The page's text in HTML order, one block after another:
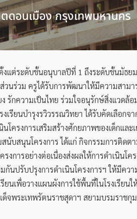
ดอนเมือง กรุงเทพมหานคร
ตั้งแต่ระดับชั้นอนุบาลปีที่ 1 ถึงระดับชั้นมั
วนร่วม ครูได้รับการพัฒนาให้มีความสาม
กความเป็นไทย ร่วมใจอนุรักษ์สิ่งแวดล้
รียนบำรุงรวิวรรณวิทยา ได้รับคัดเลือกจ
โครงการเสริมสร้างศักยภาพของเด็กแล
บสนุนโครงการ ได้แก่ กิจกรรมการติดต
งการอย่างต่อเนื่องส่งผลให้การดำเนินโ
นปรับปรุงการดำเนินโครงการฯ ให้มีคว
เพื่อวางแผนผังการใช้พื้นที่ในโรงเรียน
จพระเทพรัตนราชสุดาฯ สยามบรมราชกุ